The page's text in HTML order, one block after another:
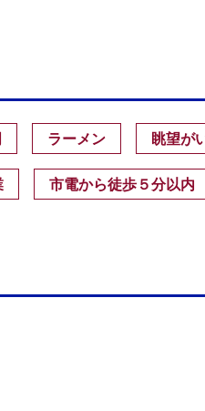
ラーメン 眺望が
市電から徒歩５分以内